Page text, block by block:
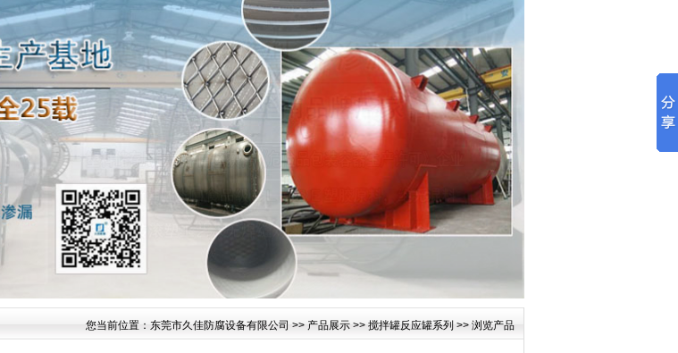
您当前位置： 东莞市久佳防腐设备有限公司 >> 产品展示 >> 搅拌罐反应罐系列 >> 浏览产品